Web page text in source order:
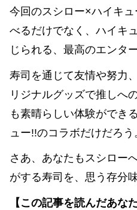
今回のスシロー×ハイキ
べるだけでなく、ハイキ
じられる、最高のエンタ
寿司を通じて友情や努力
リジナルグッズで推しへ
も素晴らしい体験ができ
ュー!!のコラボだけだろう
さあ、あなたもスシロー
がする寿司を、思う存分
【この記事を読んだあなた